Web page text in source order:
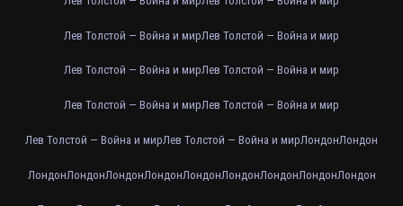
Лев Толстой — Война и мирЛев Толстой — Война и мир
Лев Толстой — Война и мирЛев Толстой — Война и мир
Лев Толстой — Война и мирЛев Толстой — Война и мир
Лев Толстой — Война и мирЛев Толстой — Война и мирЛондонЛондон
ЛондонЛондонЛондонЛондонЛондонЛондонЛондонЛондонЛондон